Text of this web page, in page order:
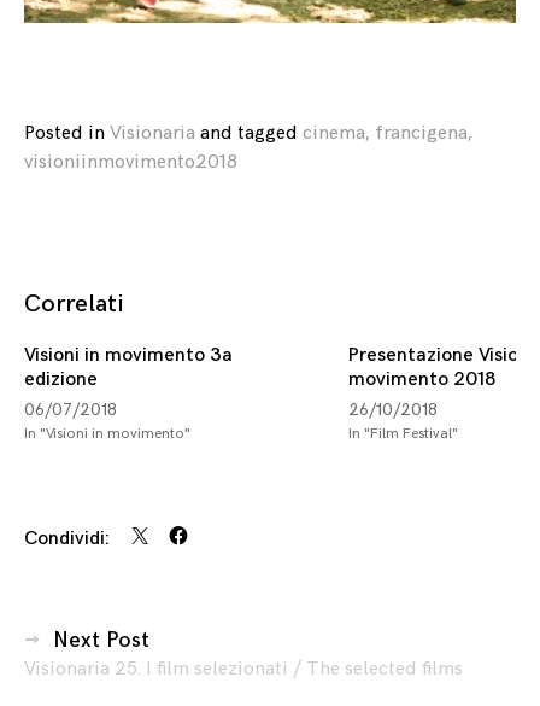
Posted in Visionaria and tagged cinema, francigena,
visioniinmovimento2018
Correlati
Visioni in movimento 3a
edizione
06/07/2018
In "Visioni in movimento"
Presentazione Visioni
movimento 2018
26/10/2018
In "Film Festival"
Condividi:
Navigazione
articoli
Next Post
Visionaria 25. I film selezionati / The selected films